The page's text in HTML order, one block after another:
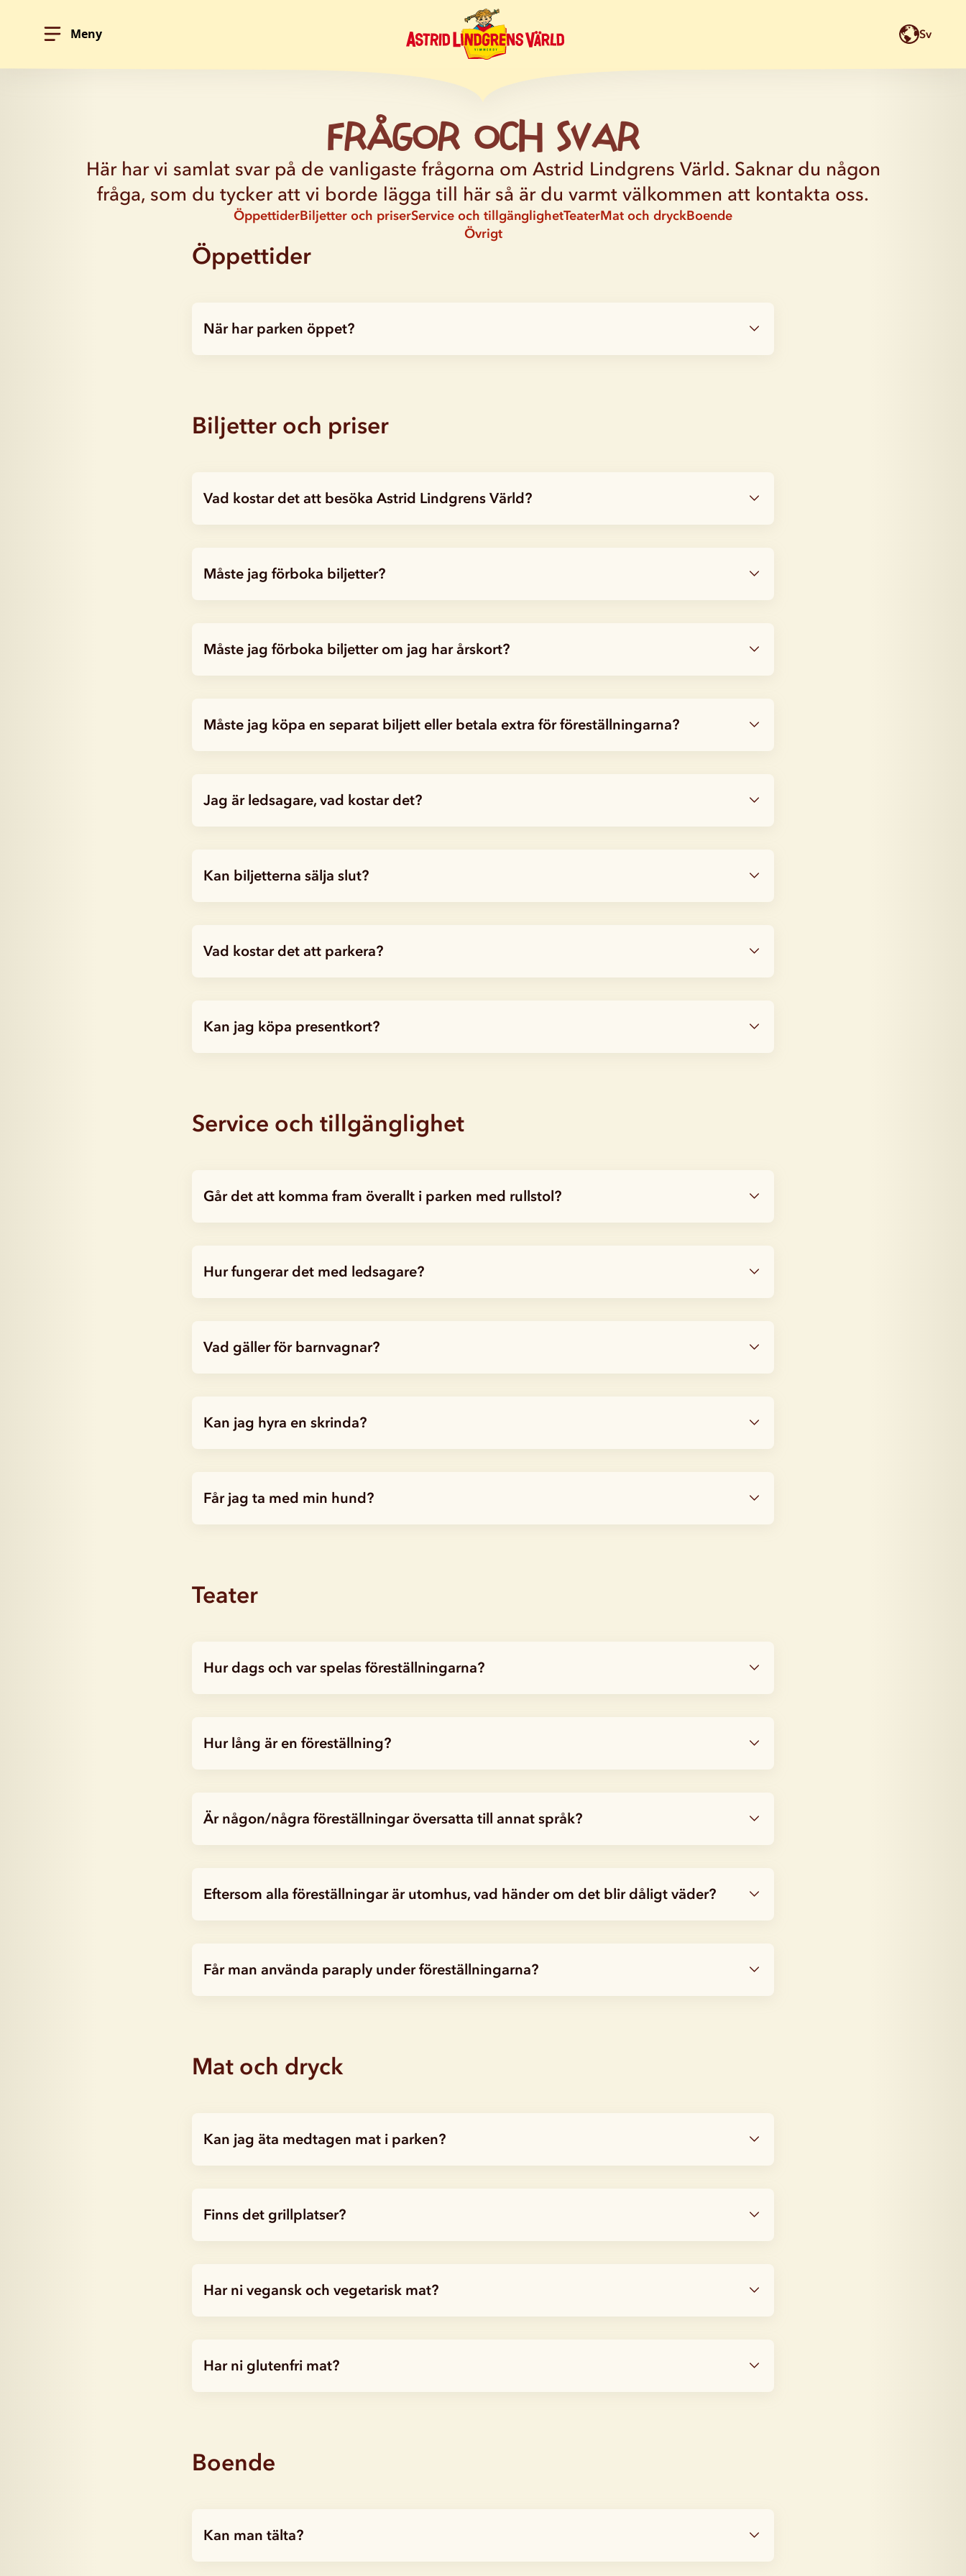
Hoppa till innehållet
Meny Sv
Frågor och svar
Här har vi samlat svar på de vanligaste frågorna om Astrid Lindgrens Värld. Saknar du någon
fråga, som du tycker att vi borde lägga till här så är du varmt välkommen att kontakta oss.
ÖppettiderBiljetter och priserService och tillgänglighetTeaterMat och dryckBoende
Övrigt
Öppettider
När har parken öppet?
Biljetter och priser
Vad kostar det att besöka Astrid Lindgrens Värld?
Måste jag förboka biljetter?
Måste jag förboka biljetter om jag har årskort?
Måste jag köpa en separat biljett eller betala extra för föreställningarna?
Jag är ledsagare, vad kostar det?
Kan biljetterna sälja slut?
Vad kostar det att parkera?
Kan jag köpa presentkort?
Service och tillgänglighet
Går det att komma fram överallt i parken med rullstol?
Hur fungerar det med ledsagare?
Vad gäller för barnvagnar?
Kan jag hyra en skrinda?
Får jag ta med min hund?
Teater
Hur dags och var spelas föreställningarna?
Hur lång är en föreställning?
Är någon/några föreställningar översatta till annat språk?
Eftersom alla föreställningar är utomhus, vad händer om det blir dåligt väder?
Får man använda paraply under föreställningarna?
Mat och dryck
Kan jag äta medtagen mat i parken?
Finns det grillplatser?
Har ni vegansk och vegetarisk mat?
Har ni glutenfri mat?
Boende
Kan man tälta?